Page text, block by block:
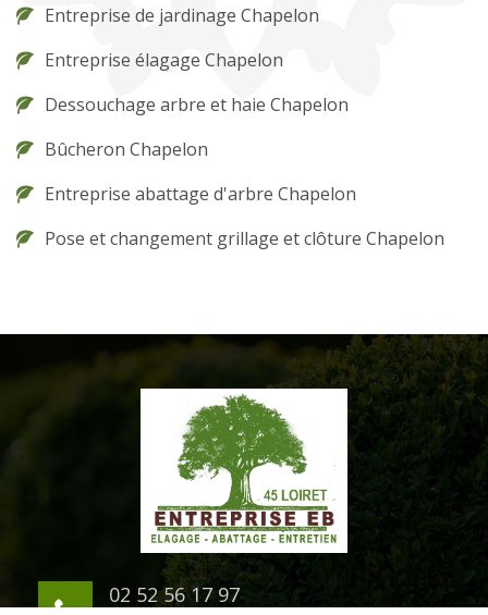
Entreprise de jardinage Chapelon
Entreprise élagage Chapelon
Dessouchage arbre et haie Chapelon
Bûcheron Chapelon
Entreprise abattage d'arbre Chapelon
Pose et changement grillage et clôture Chapelon
02 52 56 17 97